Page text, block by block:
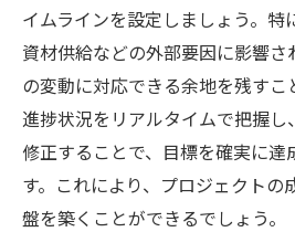
コスト削減と効率化を
サプライヤーとの強固
プロジェクト管理の透
革新的な技術の活用に
鉄骨工事契約で失敗しない
りと回避策
イムラインを設定しましょう。特
資材供給などの外部要因に影響さ
の変動に対応できる余地を残すこ
進捗状況をリアルタイムで把握し
修正することで、目標を確実に達
す。これにより、プロジェクトの
盤を築くことができるでしょう。